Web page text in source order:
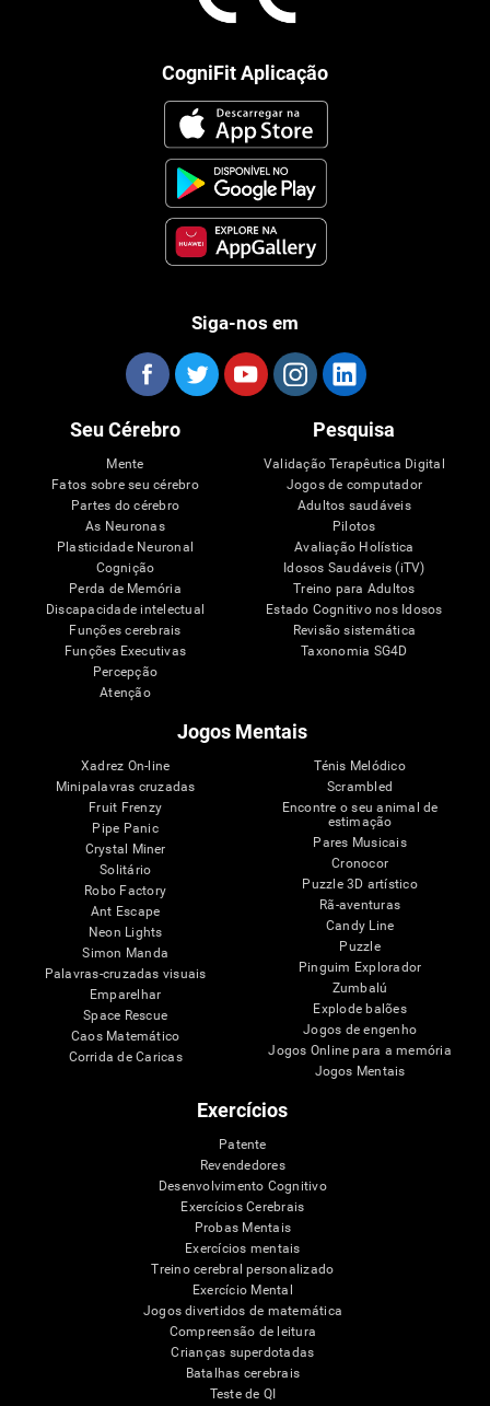
CogniFit Aplicação
Siga-nos em
Seu Cérebro
Mente
Fatos sobre seu cérebro
Partes do cérebro
As Neuronas
Plasticidade Neuronal
Cognição
Perda de Memória
Discapacidade intelectual
Funções cerebrais
Funções Executivas
Percepção
Atenção
Pesquisa
Validação Terapêutica Digital
Jogos de computador
Adultos saudáveis
Pilotos
Avaliação Holística
Idosos Saudáveis (iTV)
Treino para Adultos
Estado Cognitivo nos Idosos
Revisão sistemática
Taxonomia SG4D
Jogos Mentais
Xadrez On-line
Minipalavras cruzadas
Fruit Frenzy
Pipe Panic
Crystal Miner
Solitário
Robo Factory
Ant Escape
Neon Lights
Simon Manda
Palavras-cruzadas visuais
Emparelhar
Space Rescue
Caos Matemático
Corrida de Caricas
Ténis Melódico
Scrambled
Encontre o seu animal de
estimação
Pares Musicais
Cronocor
Puzzle 3D artístico
Rã-aventuras
Candy Line
Puzzle
Pinguim Explorador
Zumbalú
Explode balões
Jogos de engenho
Jogos Online para a memória
Jogos Mentais
Exercícios
Patente
Revendedores
Desenvolvimento Cognitivo
Exercícios Cerebrais
Probas Mentais
Exercícios mentais
Treino cerebral personalizado
Exercício Mental
Jogos divertidos de matemática
Compreensão de leitura
Crianças superdotadas
Batalhas cerebrais
Teste de QI